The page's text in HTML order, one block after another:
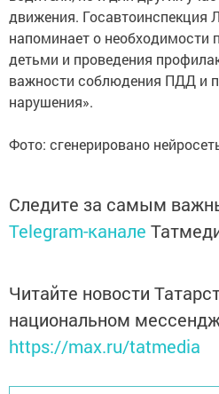
движения. Госавтоинспекция
напоминает о необходимости
детьми и проведения
важности соблюдения ПДД и
нарушения».
Фото: сгенерировано
Следите за самым
Telegram-канале
Читайте новости
национальном
https://max.ru/tatmedia